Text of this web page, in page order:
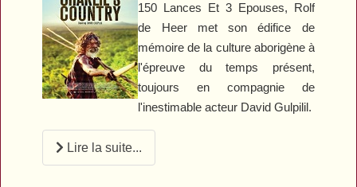
150 Lances Et 3 Epouses, Rolf
de Heer met son édifice de
mémoire de la culture aborigène à
l'épreuve du temps présent,
toujours en compagnie de
l'inestimable acteur David Gulpilil.
Lire la suite...